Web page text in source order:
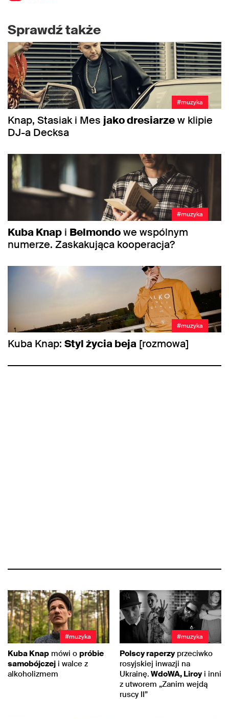
Sprawdź także
#muzyka
Knap, Stasiak i Mes jako dresiarzew klipie
DJ-a Decksa
#muzyka
Kuba Knap i Belmondowe wspólnym
numerze. Zaskakująca kooperacja?
#muzyka
Kuba Knap: Styl życia beja [rozmowa]
#muzyka
Kuba Knap mówi o próbie
samobójczej i walce z
alkoholizmem
#muzyka
Polscy raperzyprzeciwko
rosyjskiej inwazji na
Ukrainę. WdoWA, Liroyi inni
z utworem „Zanim wejdą
ruscy II”